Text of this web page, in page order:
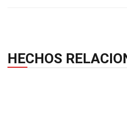
HECHOS